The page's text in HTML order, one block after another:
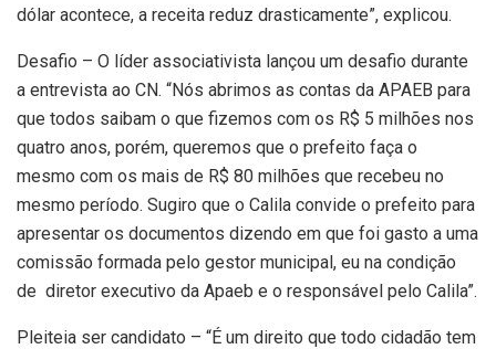
dólar acontece, a receita reduz drasticamente”, explicou.
Desafio – O líder associativista lançou um desafio durante
a entrevista ao CN. “Nós abrimos as contas da APAEB para
que todos saibam o que fizemos com os R$ 5 milhões nos
quatro anos, porém, queremos que o prefeito faça o
mesmo com os mais de R$ 80 milhões que recebeu no
mesmo período. Sugiro que o Calila convide o prefeito para
apresentar os documentos dizendo em que foi gasto a uma
comissão formada pelo gestor municipal, eu na condição
de diretor executivo da Apaeb e o responsável pelo Calila”.
Pleiteia ser candidato – “É um direito que todo cidadão tem